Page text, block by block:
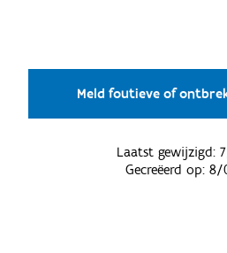
Meld foutieve of
Laatst gewijzigd:
Gecreëerd op:8/